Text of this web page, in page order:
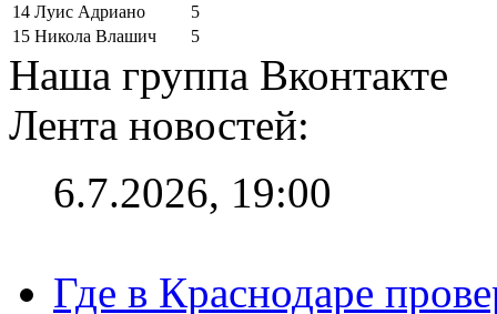
14 Луис Адриано
5
15 Никола Влашич 5
Наша группа Вконтакте
Лента новостей:
6.7.2026, 19:00
Где в Краснодаре